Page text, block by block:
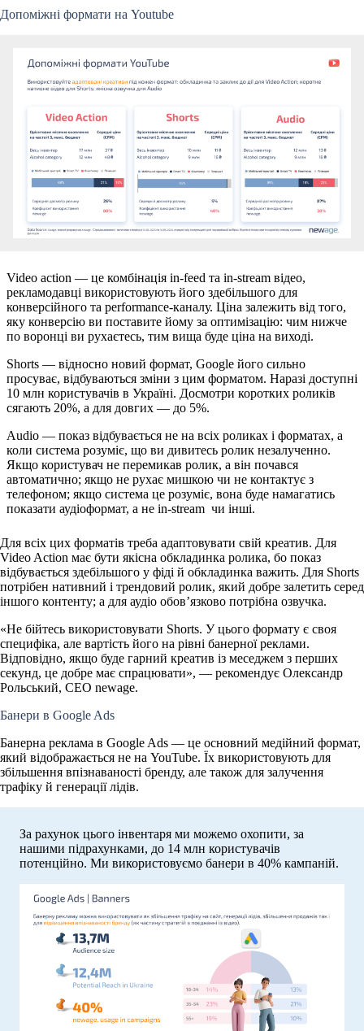
Допоміжні формати на Youtube
Video aсtion — це комбінація in-feed та in-stream відео,
рекламодавці використовують його здебільшого для
конверсійного та performance-каналу. Ціна залежить від того,
яку конверсію ви поставите йому за оптимізацію: чим нижче
по воронці ви рухаєтесь, тим вища буде ціна на виході.
Shorts — відносно новий формат, Google його сильно
просуває, відбуваються зміни з цим форматом. Наразі доступні
10 млн користувачів в Україні. Досмотри коротких роликів
сягають 20%, а для довгих — до 5%.
Audio — показ відбувається не на всіх роликах і форматах, а
коли система розуміє, що ви дивитесь ролик незалученно.
Якщо користувач не перемикав ролик, а він почався
автоматично; якщо не рухає мишкою чи не контактує з
телефоном; якщо система це розуміє, вона буде намагатись
показати аудіоформат, а не in-stream чи інші.
Для всіх цих форматів треба адаптовувати свій креатив. Для
Video Action має бути якісна обкладинка ролика, бо показ
відбувається здебільшого у фіді й обкладинка важить. Для Shorts
потрібен нативний і трендовий ролик, який добре залетить серед
іншого контенту; а для аудіо обов’язково потрібна озвучка.
«Не бійтесь використовувати Shorts. У цього формату є своя
специфіка, але вартість його на рівні банерної реклами.
Відповідно, якщо буде гарний креатив із меседжем з перших
секунд, це добре має спрацювати», — рекомендує Олександр
Рольський, CEO newage.
Банери в Google Ads
Банерна реклама в Google Ads — це основний медійний формат,
який відображається не на YouTube. Їх використовують для
збільшення впізнаваності бренду, але також для залучення
трафіку й генерації лідів.
За рахунок цього інвентаря ми можемо охопити, за
нашими підрахунками, до 14 млн користувачів
потенційно. Ми використовуємо банери в 40% кампаній.